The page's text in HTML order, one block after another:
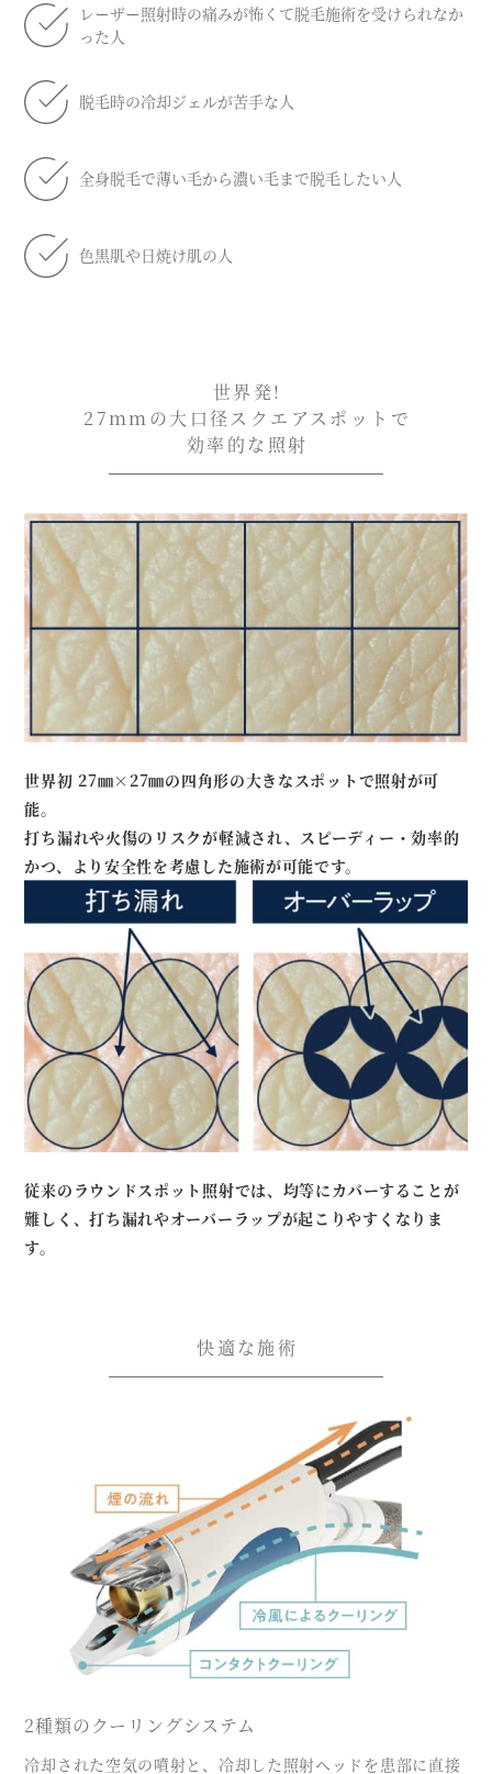
レーザー照射時の痛みが怖くて脱毛施術を受けられなか
った人
脱毛時の冷却ジェルが苦手な人
全身脱毛で薄い毛から濃い毛まで脱毛したい人
色黒肌や日焼け肌の人
世界発!
27ｍｍの大口径スクエアスポットで
効率的な照射
世界初 27㎜×27㎜の四角形の大きなスポットで照射が可
能。
打ち漏れや火傷のリスクが軽減され、スピーディー・効率的
かつ、より安全性を考慮した施術が可能です。
従来のラウンドスポット照射では、均等にカバーすることが
難しく、打ち漏れやオーバーラップが起こりやすくなりま
す。
快適な施術
2種類のクーリングシステム
冷却された空気の噴射と、冷却した照射ヘッドを患部に直接